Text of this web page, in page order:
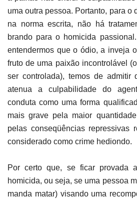
uma outra pessoa. Portanto, para o
na norma escrita, não há
brando para o homicida
entendermos que o ódio, a inveja
fruto de uma paixão incontrolável
ser controlada), temos de
atenua a culpabilidade do
conduta como uma forma
mais grave pela maior
pelas conseqüências repressivas
considerado como crime hediondo.
Por certo que, se ficar provada
homicida, ou seja, se uma pessoa
manda matar) visando uma